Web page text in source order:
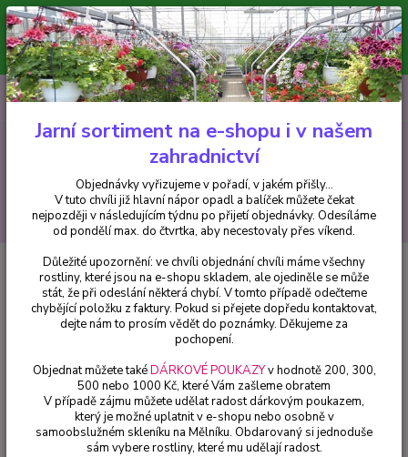
Minimální hodnota pro odeslání z e-shopu je 300 Kč.
V tuto chvíli již hlavní nápor objednávek opadl a balíček můžete čekat
nejpozději v následujícím týdnu po přijetí objednávky. Objednávky
vyřizujeme v pořadí, v jakém přišly...
CZK
Hledat
+420 602 223 614 0ks
za0 Kč
Pelargonie
Pelargonie zonale Lada Romana (Muškát vzpřímený) -
cena na prodejně
Pelargonie zonale Lada Romana
(Muškát vzpřímený) - cena na
prodejně
Jarní sortiment na e-shopu i v našem
zahradnictví
Objednávky vyřizujeme v pořadí, v jakém přišly...
V tuto chvíli již hlavní nápor opadl a balíček můžete čekat
nejpozději v následujícím týdnu po přijetí objednávky. Odesíláme
od pondělí max. do čtvrtka, aby necestovaly přes víkend.
Důležité upozornění: ve chvíli objednání chvíli máme všechny
rostliny, které jsou na e-shopu skladem, ale ojediněle se může
stát, že při odeslání některá chybí. V tomto případě odečteme
chybějící položku z faktury. Pokud si přejete dopředu kontaktovat,
dejte nám to prosím vědět do poznámky. Děkujeme za
pochopení.
Objednat můžete takéDÁRKOVÉ POUKAZYv hodnotě 200, 300,
500 nebo 1000 Kč, které Vám zašleme obratem
V případě zájmu můžete udělat radost dárkovým poukazem,
který je možné uplatnit v e-shopu nebo osobně v
samoobslužném skleníku na Mělníku. Obdarovaný si jednoduše
sám vybere rostliny, které mu udělají radost.